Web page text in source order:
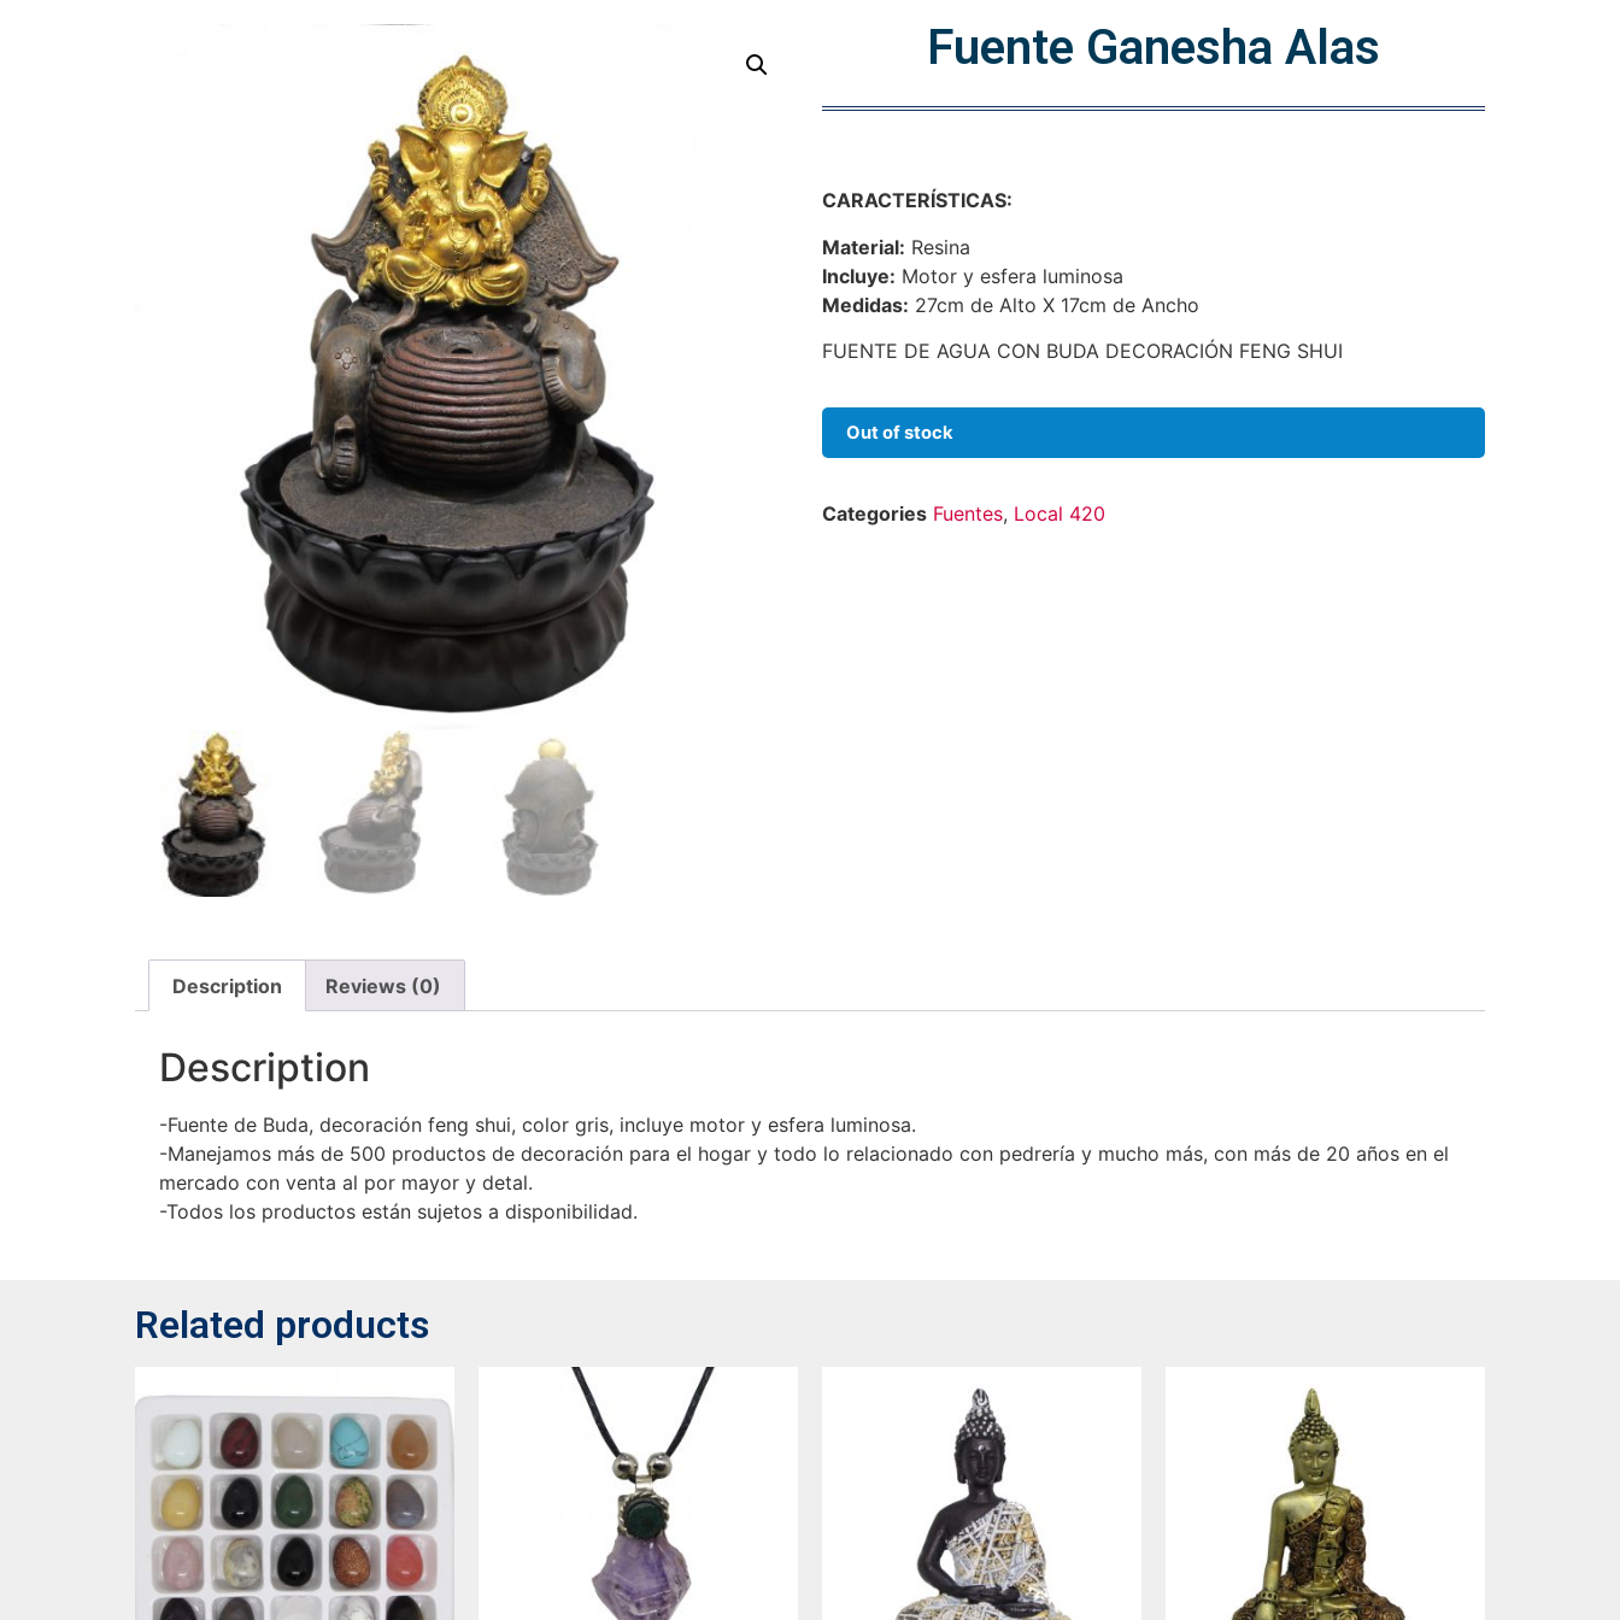
Fuente Ganesha Alas
CARACTERÍSTICAS:
Material: Resina
Incluye: Motor y esfera luminosa
Medidas: 27cm de Alto X 17cm de Ancho
FUENTE DE AGUA CON BUDA DECORACIÓN FENG SHUI
Out of stock
Categories Fuentes, Local 420
Description Reviews (0)
Description
-Fuente de Buda, decoración feng shui, color gris, incluye motor y esfera luminosa.
-Manejamos más de 500 productos de decoración para el hogar y todo lo relacionado con pedrería y mucho más, con más de 20 años en el
mercado con venta al por mayor y detal.
-Todos los productos están sujetos a disponibilidad.
Related products